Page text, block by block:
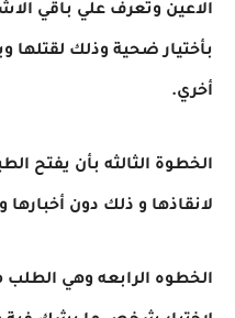
الاعين وتعرف علي باقي
بأختيار ضحية وذلك لقتلها
أخري.
الخطوة الثالثه بأن يفتح
لانقاذها و ذلك دون
الخطوه الرابعه وهي